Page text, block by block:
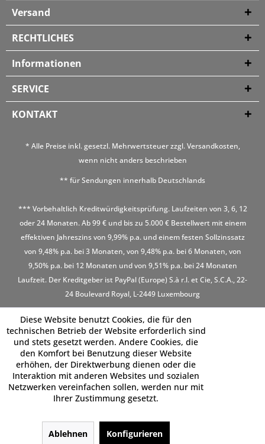
Versand
RECHTLICHES
Informationen
SERVICE
KONTAKT
* Alle Preise inkl. gesetzl. Mehrwertsteuer zzgl.Versandkosten,
wenn nicht anders beschrieben
** für Sendungen innerhalb Deutschlands
*** Vorbehaltlich Kreditwürdigkeitsprüfung. Laufzeiten von 3, 6, 12
oder 24 Monaten. Ab 99 € und bis zu 5.000 € Bestellwert mit einem
effektiven Jahreszins von 9,99% p.a. und einem festen Sollzinssatz
von 9,48% p.a. bei 3 Monaten, von 9,48% p.a. bei 6 Monaten, von
9,50% p.a. bei 12 Monaten und von 9,51% p.a. bei 24 Monaten
Laufzeit. Der Kreditgeber ist PayPal (Europe) S.à r.l. et Cie, S.C.A., 22-
24 Boulevard Royal, L-2449 Luxembourg
Diese Website benutzt Cookies, die für den
technischen Betrieb der Website erforderlich sind
und stets gesetzt werden. Andere Cookies, die
den Komfort bei Benutzung dieser Website
erhöhen, der Direktwerbung dienen oder die
Interaktion mit anderen Websites und sozialen
Netzwerken vereinfachen sollen, werden nur mit
Ihrer Zustimmung gesetzt.
Ablehnen Konfigurieren